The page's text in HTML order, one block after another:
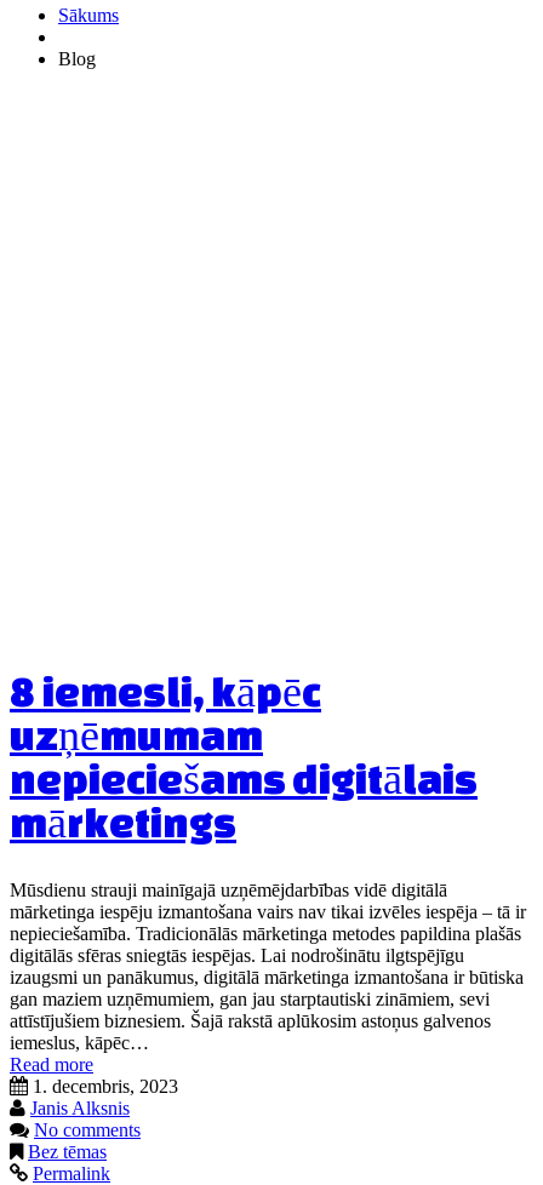
Sākums
Blog
8 iemesli, kāpēc
uzņēmumam
nepieciešams digitālais
mārketings
Mūsdienu strauji mainīgajā uzņēmējdarbības vidē digitālā
mārketinga iespēju izmantošana vairs nav tikai izvēles iespēja – tā ir
nepieciešamība. Tradicionālās mārketinga metodes papildina plašās
digitālās sfēras sniegtās iespējas. Lai nodrošinātu ilgtspējīgu
izaugsmi un panākumus, digitālā mārketinga izmantošana ir būtiska
gan maziem uzņēmumiem, gan jau starptautiski zināmiem, sevi
attīstījušiem biznesiem. Šajā rakstā aplūkosim astoņus galvenos
iemeslus, kāpēc…
Read more
1. decembris, 2023
Janis Alksnis
No comments
Bez tēmas
Permalink